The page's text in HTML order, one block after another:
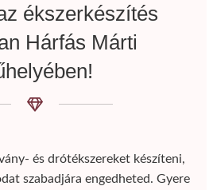
ékszerkészítés
Hárfás Márti
és drótékszereket készíteni,
szabadjára engedheted. Gyere